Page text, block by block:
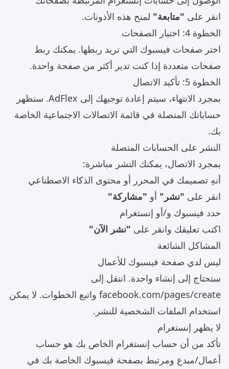
انقر على "متابعة" لمنح هذه الأذونات.
الخطوة 4: اختيار الصفحات
اختر صفحات فيسبوك التي تريد ربطها. يمكنك ربط
صفحات متعددة إذا كنت تدير أكثر من صفحة واحدة.
الخطوة 5: تأكيد الاتصال
بمجرد الانتهاء، سيتم إعادة توجيهك إلى AdFlex. ستظهر
حساباتك المتصلة في قائمة الاتصالات الاجتماعية الخاصة
بك.
النشر على الحسابات المتصلة
بمجرد الاتصال، يمكنك النشر مباشرة:
أنهِ تصميمك في المحرر أو محتوى الذكاء الاصطناعي
انقر على "نشر" أو "مشاركة"
حدد فيسبوك و/أو إنستغرام
اكتب تعليقك وانقر على "نشر الآن"
المشاكل الشائعة
ليس لدي صفحة فيسبوك للأعمال
ستحتاج إلى إنشاء واحدة. انتقل إلى
facebook.com/pages/create واتبع الخطوات. لا يمكن
استخدام الملفات الشخصية للنشر.
لا يظهر إنستغرام
تأكد من أن حساب إنستغرام الخاص بك هو حساب
أعمال/مبدع ومرتبط بصفحة فيسبوك الخاصة بك في